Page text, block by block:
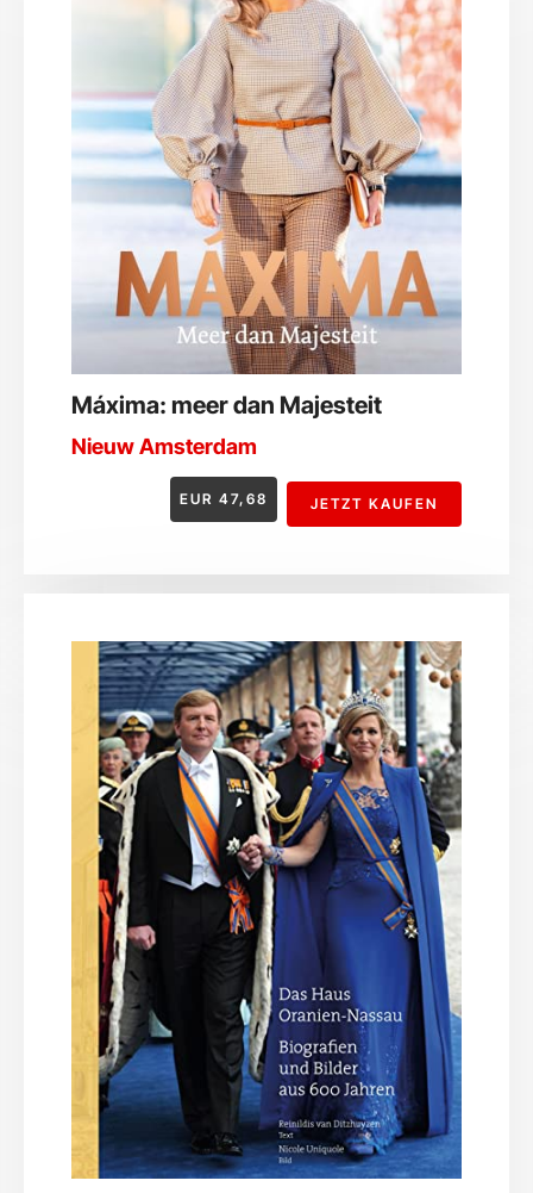
Máxima: meer dan Majesteit
Nieuw Amsterdam
EUR 47,68 JETZT KAUFEN